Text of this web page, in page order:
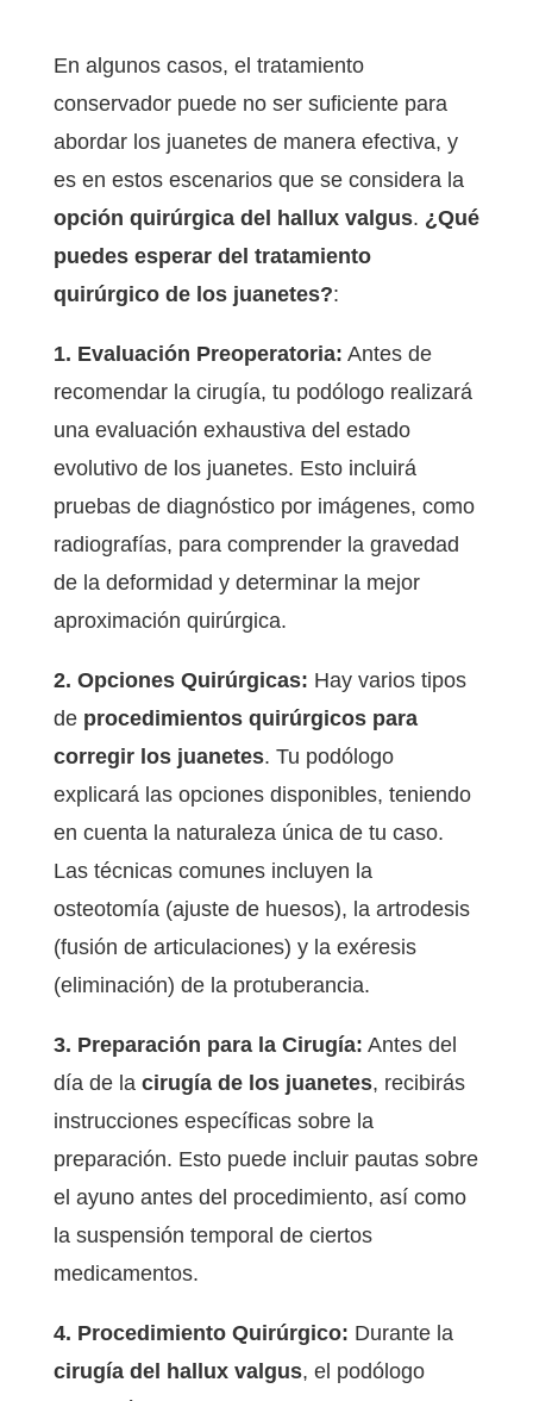
En algunos casos, el tratamiento
conservador puede no ser suficiente para
abordar los juanetes de manera efectiva, y
es en estos escenarios que se considera la
opción quirúrgica del hallux valgus. ¿Qué
puedes esperar del tratamiento
quirúrgico de los juanetes?:
1. Evaluación Preoperatoria: Antes de
recomendar la cirugía, tu podólogo realizará
una evaluación exhaustiva del estado
evolutivo de los juanetes. Esto incluirá
pruebas de diagnóstico por imágenes, como
radiografías, para comprender la gravedad
de la deformidad y determinar la mejor
aproximación quirúrgica.
2. Opciones Quirúrgicas: Hay varios tipos
de procedimientos quirúrgicos para
corregir los juanetes. Tu podólogo
explicará las opciones disponibles, teniendo
en cuenta la naturaleza única de tu caso.
Las técnicas comunes incluyen la
osteotomía (ajuste de huesos), la artrodesis
(fusión de articulaciones) y la exéresis
(eliminación) de la protuberancia.
3. Preparación para la Cirugía: Antes del
día de la cirugía de los juanetes, recibirás
instrucciones específicas sobre la
preparación. Esto puede incluir pautas sobre
el ayuno antes del procedimiento, así como
la suspensión temporal de ciertos
medicamentos.
4. Procedimiento Quirúrgico: Durante la
cirugía del hallux valgus, el podólogo